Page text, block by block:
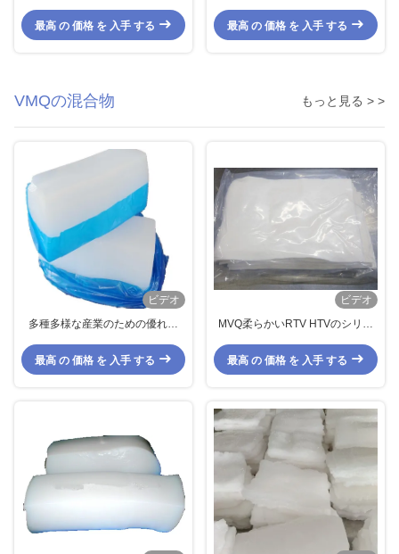
最高 の 価格 を 入手 する
最高 の 価格 を 入手 する
VMQの混合物 もっと見る > >
ビデオ
多種多様な産業のための優れた
最高 の 価格 を 入手 する
ビデオ
MVQ柔らかいRTV HTVのシリコ
優しい
最高 の 価格 を 入手 する